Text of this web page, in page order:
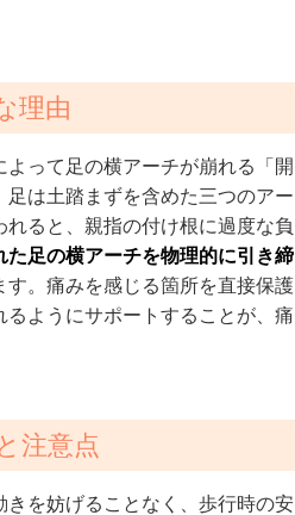
理由
って足の横アーチが崩れる「開
は土踏まずを含めた三つのアー
ると、親指の付け根に過度な負
た足の横アーチを物理的に引き締
す。痛みを感じる箇所を直接保護
ようにサポートすることが、痛
注意点
を妨げることなく、歩行時の安